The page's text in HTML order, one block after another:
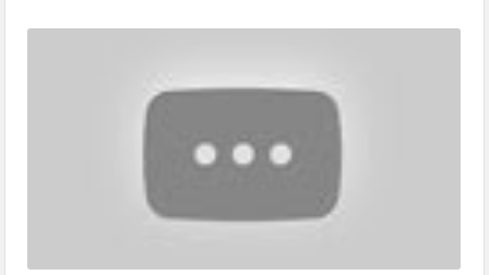
DRA. MARIEM DE LA ROSA BEDRIÑANA - JUEZA